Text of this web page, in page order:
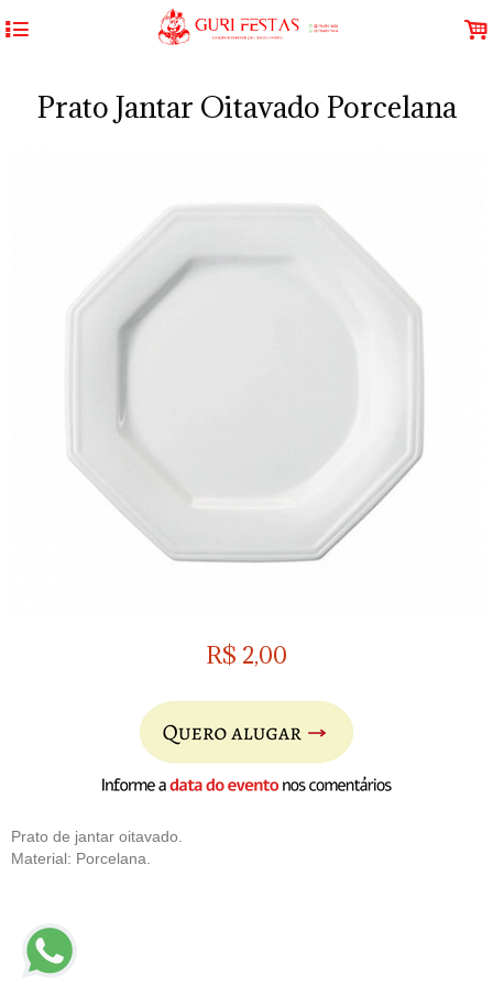
4 .
Prato Jantar Oitavado Porcelana
R$ 2,00
Prato de jantar oitavado.
Material: Porcelana.